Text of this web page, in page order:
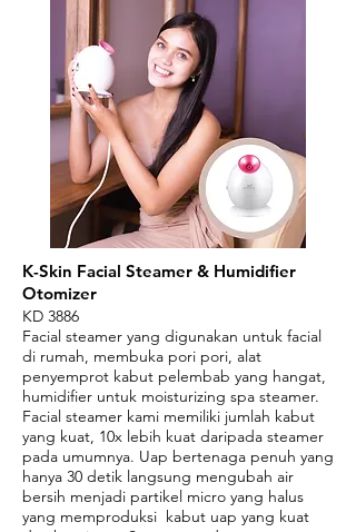
K-Skin Facial Steamer & Humidifier
Otomizer
KD 3886
Facial steamer yang digunakan untuk facial
di rumah, membuka pori pori, alat
penyemprot kabut pelembab yang hangat,
humidifier untuk moisturizing spa steamer.
Facial steamer kami memiliki jumlah kabut
yang kuat, 10x lebih kuat daripada steamer
pada umumnya. Uap bertenaga penuh yang
hanya 30 detik langsung mengubah air
bersih menjadi partikel micro yang halus
yang memproduksi kabut uap yang kuat